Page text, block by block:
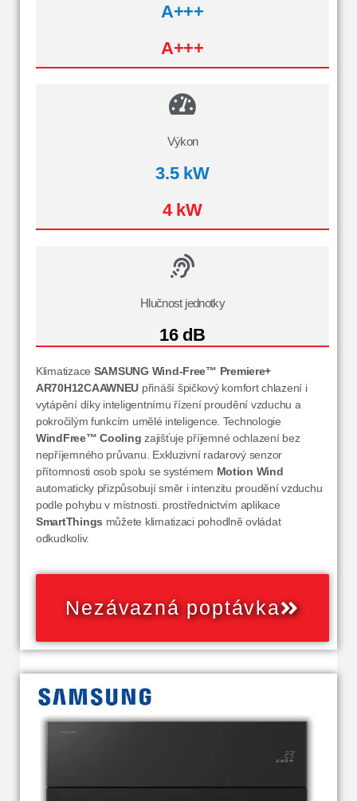
A+++
A+++
Výkon
3.5 kW
4 kW
Hlučnost jednotky
16 dB
Klimatizace SAMSUNG Wind-Free™ Premiere+
AR70H12CAAWNEU přináší špičkový komfort chlazení i
vytápění díky inteligentnímu řízení proudění vzduchu a
pokročilým funkcím umělé inteligence. Technologie
WindFree™ Cooling zajišťuje příjemné ochlazení bez
nepříjemného průvanu. Exkluzivní radarový senzor
přítomnosti osob spolu se systémem Motion Wind
automaticky přizpůsobují směr i intenzitu proudění vzduchu
podle pohybu v místnosti. prostřednictvím aplikace
SmartThings můžete klimatizaci pohodlně ovládat
odkudkoliv.
Nezávazná poptávka